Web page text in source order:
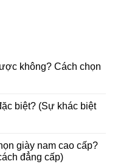
không? Cách chọn
biệt? (Sự khác biệt
giày nam cao cấp?
đẳng cấp)